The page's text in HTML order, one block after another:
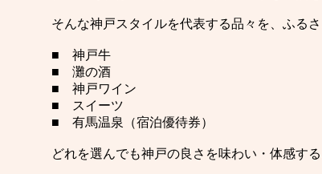
そんな神戸スタイルを代表する品々を、ふる
■ 神戸牛
■ 灘の酒
■ 神戸ワイン
■ スイーツ
■ 有馬温泉（宿泊優待券）
どれを選んでも神戸の良さを味わい・体感する